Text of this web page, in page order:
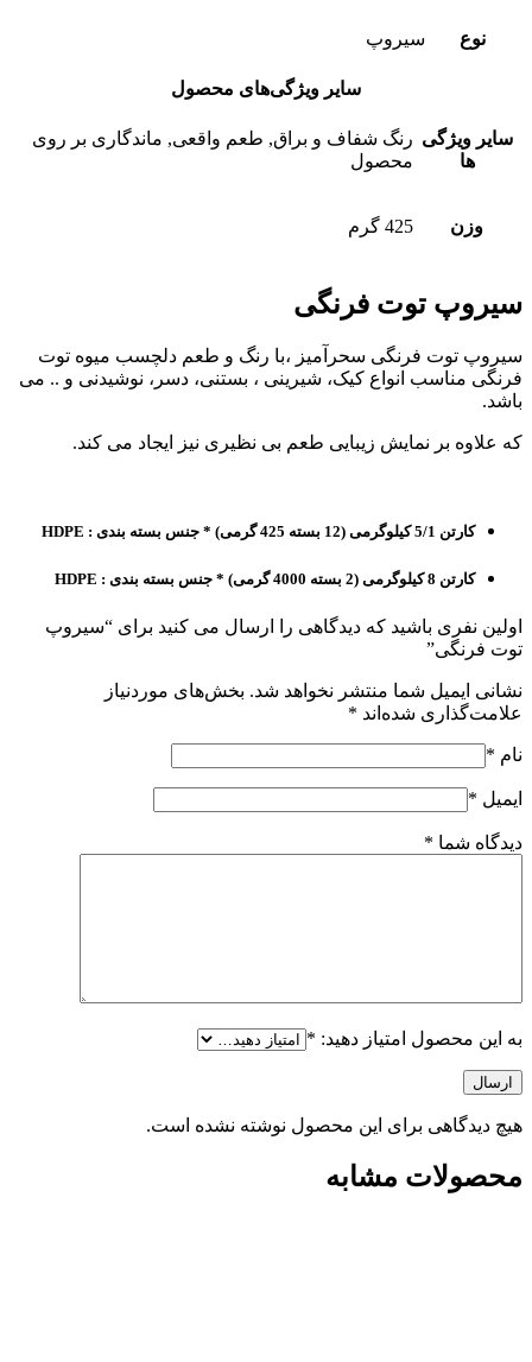
نوع سیروپ
سایر ویژگی‌های محصول
سایر ویژگی
ها
رنگ شفاف و براق, طعم واقعی, ماندگاری بر روی
محصول
وزن 425 گرم
سیروپ توت فرنگی
سیروپ توت فرنگی سحرآمیز ،با رنگ و طعم دلچسب میوه توت
فرنگی مناسب انواع کیک، شیرینی ، بستنی، دسر، نوشیدنی و .. می
باشد.
که علاوه بر نمایش زیبایی طعم بی نظیری نیز ایجاد می کند.
کارتن 5/1 کیلوگرمی (12 بسته 425 گرمی) * جنس بسته بندی : HDPE
کارتن 8 کیلوگرمی (2 بسته 4000 گرمی) * جنس بسته بندی : HDPE
اولین نفری باشید که دیدگاهی را ارسال می کنید برای “سیروپ
توت فرنگی”
نشانی ایمیل شما منتشر نخواهد شد. بخش‌های موردنیاز
علامت‌گذاری شده‌اند *
نام *
ایمیل *
دیدگاه شما *
به این محصول امتیاز دهید: *
ارسال
هیچ دیدگاهی برای این محصول نوشته نشده است.
محصولات مشابه